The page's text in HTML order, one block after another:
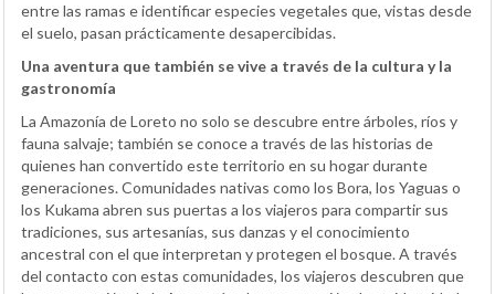
entre las ramas e identificar especies vegetales que, vistas desde
el suelo, pasan prácticamente desapercibidas.
Una aventura que también se vive a través de la cultura y la
gastronomía
La Amazonía de Loreto no solo se descubre entre árboles, ríos y
fauna salvaje; también se conoce a través de las historias de
quienes han convertido este territorio en su hogar durante
generaciones. Comunidades nativas como los Bora, los Yaguas o
los Kukama abren sus puertas a los viajeros para compartir sus
tradiciones, sus artesanías, sus danzas y el conocimiento
ancestral con el que interpretan y protegen el bosque. A través
del contacto con estas comunidades, los viajeros descubren que